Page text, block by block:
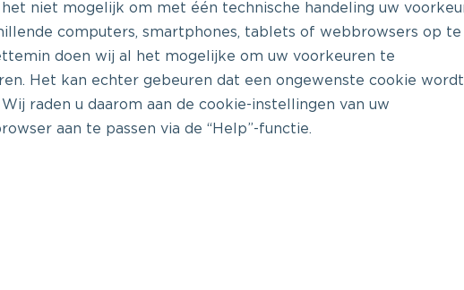
het niet mogelijk om met één technische handeling uw
computers, smartphones, tablets of webbrowsers op te
doen wij al het mogelijke om uw voorkeuren te
Het kan echter gebeuren dat een ongewenste cookie wordt
raden u daarom aan de cookie-instellingen van uw
aan te passen via de “Help”-functie.